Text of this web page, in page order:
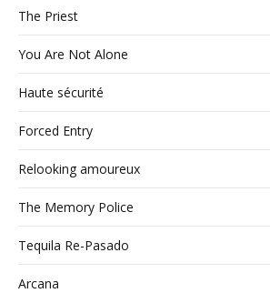
The Priest
You Are Not Alone
Haute sécurité
Forced Entry
Relooking amoureux
The Memory Police
Tequila Re-Pasado
Arcana